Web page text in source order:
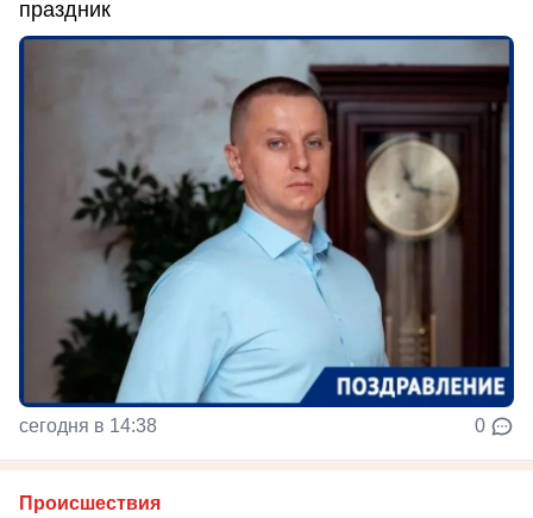
праздник
сегодня в 14:38 0
Происшествия